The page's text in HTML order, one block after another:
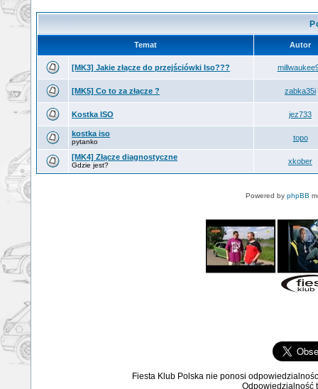
Temat Autor
[MK3] Jakie złącze do przejściówki Iso???
[MK5] Co to za złącze ? zabka35i
Kostka ISO jez733
kostka iso
pytanko topo
[MK4] Złącze diagnostyczne
Gdzie jest? xkober
Powered by phpBB
Fiesta Klub Polska nie ponosi
Odpowiedzialność